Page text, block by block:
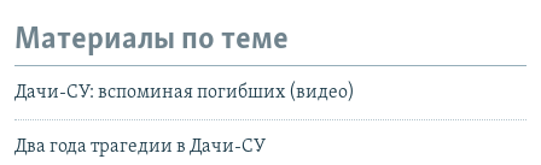
Материалы по теме
Дачи-СУ: вспоминая погибших (видео)
Два года трагедии в Дачи-СУ